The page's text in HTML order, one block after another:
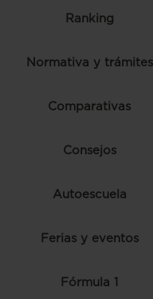
Ranking
Normativa y trámites
Comparativas
Consejos
Autoescuela
Ferias y eventos
Fórmula 1